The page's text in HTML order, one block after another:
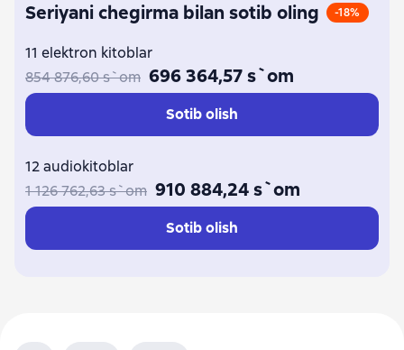
Seriyani chegirma bilan sotib oling -18%
11 elektron kitoblar
854 876,60 s`om 696 364,57 s`om
Sotib olish
12 audiokitoblar
1 126 762,63 s`om 910 884,24 s`om
Sotib olish